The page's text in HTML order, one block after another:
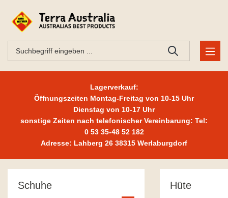
Lagerverkauf:
Öffnungszeiten Montag-Freitag von 10-15 Uhr
Dienstag von 10-17 Uhr
sonstige Zeiten nach telefonischer Vereinbarung: Tel:
0 53 35-48 52 182
Adresse: Lahberg 26 38315 Werlaburgdorf
Schuhe Hüte